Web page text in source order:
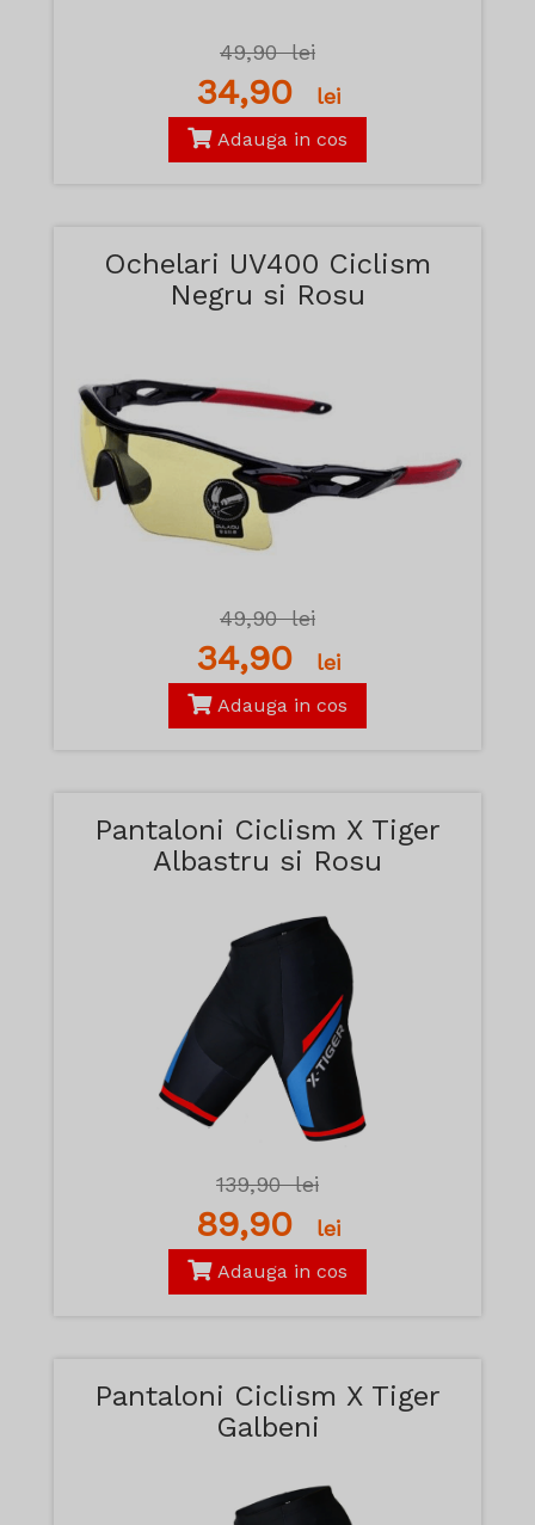
49,90lei
34,90 lei
Adauga in cos
Ochelari UV400 Ciclism
Negru si Rosu
49,90lei
34,90 lei
Adauga in cos
Pantaloni Ciclism X Tiger
Albastru si Rosu
139,90lei
89,90 lei
Adauga in cos
Pantaloni Ciclism X Tiger
Galbeni